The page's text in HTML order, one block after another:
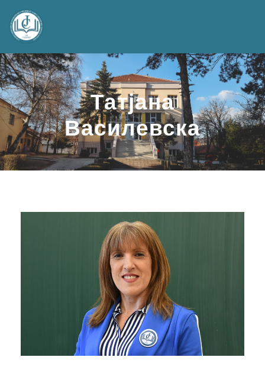
Татјана
Василевска